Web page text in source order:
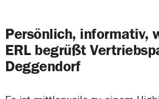
Persönlich, informativ,
ERL begrüßt
Deggendorf